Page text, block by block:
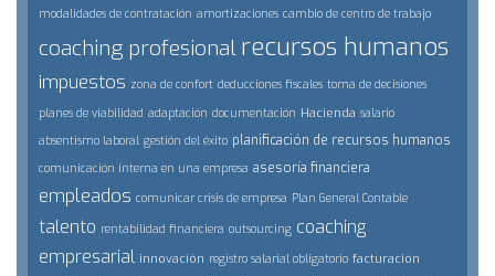
modalidades de contratación amortizaciones cambio de centro de trabajo
coaching profesional recursos humanos
impuestos zona de confort deducciones fiscales toma de decisiones
planes de viabilidad adaptación documentación Hacienda salario
absentismo laboral gestión del éxito planificación de recursos humanos
comunicación interna en una empresa asesoría financiera
empleados comunicar crisis de empresa Plan General Contable
talento rentabilidad financiera outsourcing coaching
empresarial innovación registro salarial obligatorio facturación